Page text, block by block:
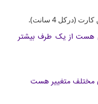
هست از یک طرف بیشتر
مختلف متغییر هست